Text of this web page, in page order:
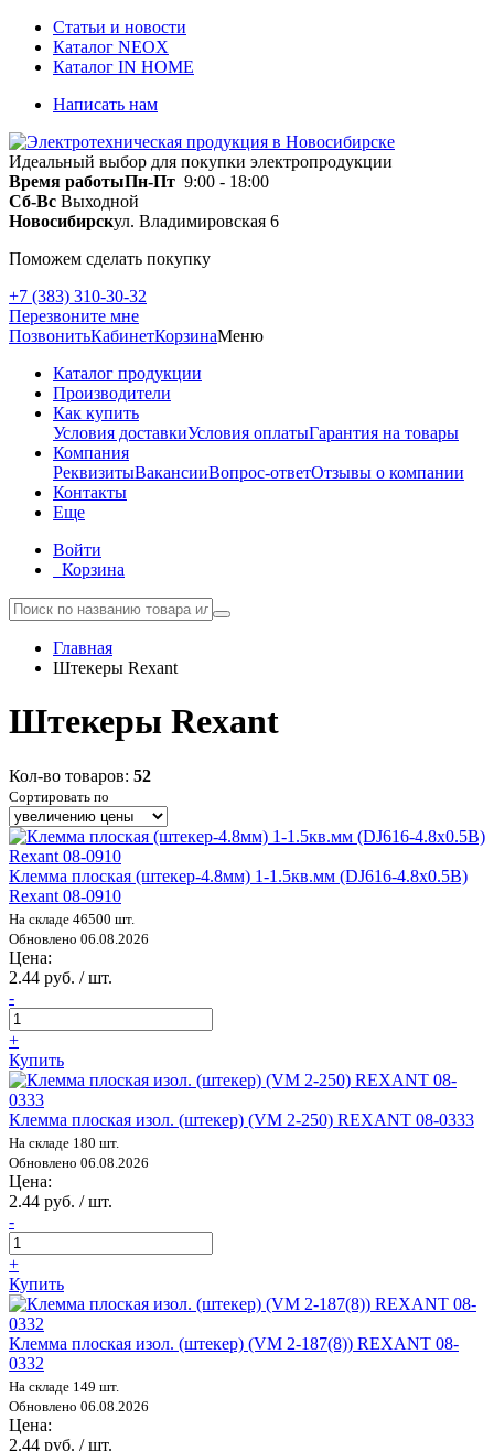
Статьи и новости
Каталог NEOX
Каталог IN HOME
Написать нам
Идеальный выбор для покупки электропродукции
Время работыПн-Пт 9:00 - 18:00
Сб-Вс Выходной
Новосибирскул. Владимировская 6
Поможем сделать покупку
+7 (383) 310-30-32
Перезвоните мне
ПозвонитьКабинетКорзинаМеню
Каталог продукции
Производители
Как купить
Условия доставкиУсловия оплатыГарантия на товары
Компания
РеквизитыВакансииВопрос-ответОтзывы о компании
Контакты
Еще
Войти
Корзина
Главная
Штекеры Rexant
Штекеры Rexant
Кол-во товаров: 52
Сортировать по
Клемма плоская (штекер-4.8мм) 1-1.5кв.мм (DJ616-4.8х0.5B)
Rexant 08-0910
На складе 46500 шт.
Обновлено 06.08.2026
Цена:
2.44 руб. / шт.
-
+
Купить
Клемма плоская изол. (штекер) (VM 2-250) REXANT 08-0333
На складе 180 шт.
Обновлено 06.08.2026
Цена:
2.44 руб. / шт.
-
+
Купить
Клемма плоская изол. (штекер) (VM 2-187(8)) REXANT 08-
0332
На складе 149 шт.
Обновлено 06.08.2026
Цена:
2.44 руб. / шт.